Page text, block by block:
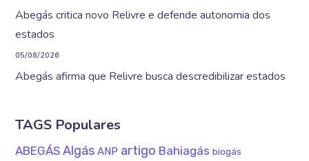
Abegás critica novo Relivre e defende autonomia dos
estados
05/08/2026
Abegás afirma que Relivre busca descredibilizar estados
TAGS Populares
ABEGÁS Algás ANP artigo Bahiagás biogás